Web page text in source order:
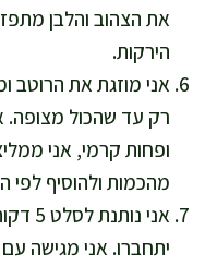
את הצהוב והלבן
הירקות.
אני מוזגת את הרוטב
רק עד שהכול מצופה.
ופחות קרמי, אני
מהכמות ולהוסיף לפי
אני
יתחברו. אני מגישה